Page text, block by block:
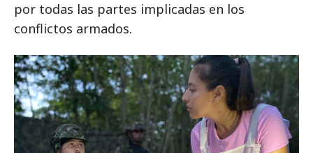
por todas las partes implicadas en los
conflictos armados.